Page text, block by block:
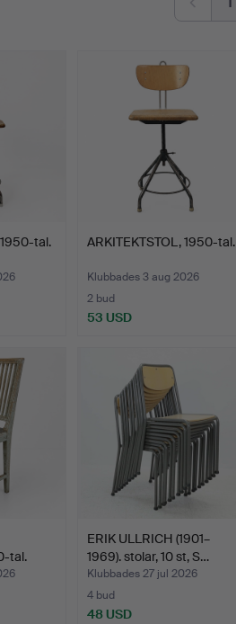
tal. ARKITEKTSTOL, 1950-tal.
Klubbades 3 aug 2026
2 bud
53 USD
tal.
ERIK ULLRICH (1901–
1969). stolar, 10 st, S…
Klubbades 27 jul 2026
4 bud
48 USD